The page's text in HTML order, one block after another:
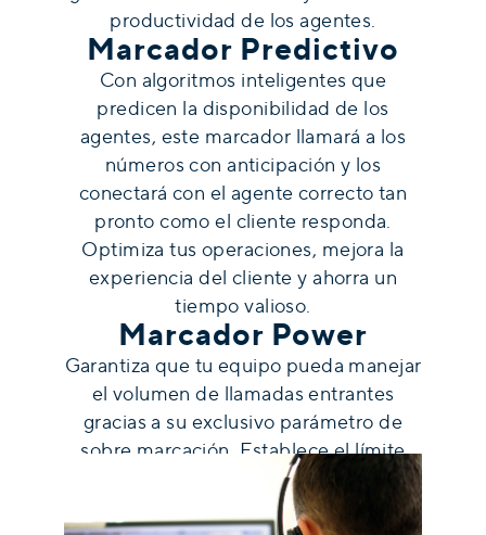
productividad de los agentes.
Marcador Predictivo
Con algoritmos inteligentes que
predicen la disponibilidad de los
agentes, este marcador llamará a los
números con anticipación y los
conectará con el agente correcto tan
pronto como el cliente responda.
Optimiza tus operaciones, mejora la
experiencia del cliente y ahorra un
tiempo valioso.
Marcador Power
Garantiza que tu equipo pueda manejar
el volumen de llamadas entrantes
gracias a su exclusivo parámetro de
sobre marcación. Establece el límite
correcto en la cantidad de llamadas
realizadas por agente y logra el